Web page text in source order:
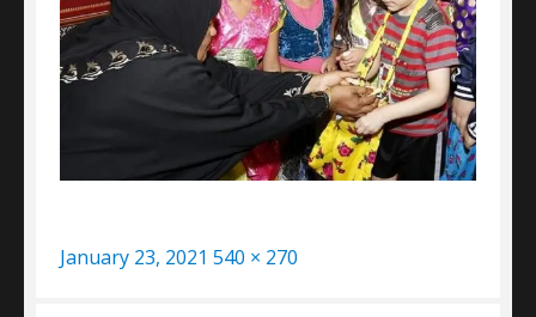
Posted
January 23, 2021 Full
540 × 270